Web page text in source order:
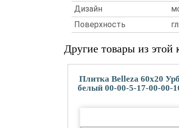
Дизайн
Поверхность
Другие товары из этой
Плитка Belleza 60x20
белый 00-00-5-17-00-00-